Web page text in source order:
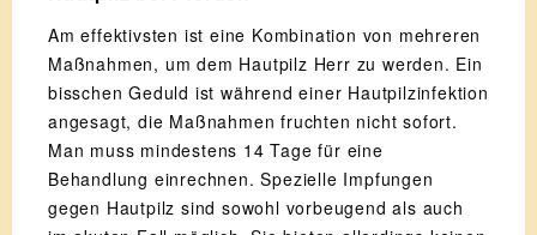
Am effektivsten ist eine Kombination von mehreren
Maßnahmen, um dem Hautpilz Herr zu werden. Ein
bisschen Geduld ist während einer Hautpilzinfektion
angesagt, die Maßnahmen fruchten nicht sofort.
Man muss mindestens 14 Tage für eine
Behandlung einrechnen. Spezielle Impfungen
gegen Hautpilz sind sowohl vorbeugend als auch